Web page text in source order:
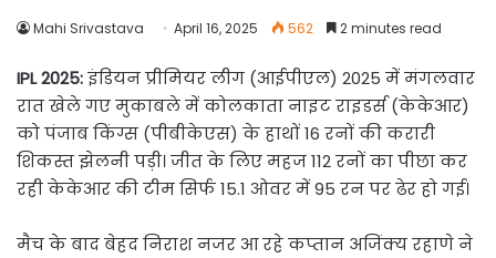
Mahi Srivastava April 16, 2025 562 2 minutes read
IPL 2025:इंडियन प्रीमियर लीग (आईपीएल) 2025 में मंगलवार
रात खेले गए मुकाबले में कोलकाता नाइट राइडर्स (केकेआर)
को पंजाब किंग्स (पीबीकेएस) के हाथों 16 रनों की करारी
शिकस्त झेलनी पड़ी। जीत के लिए महज 112 रनों का पीछा कर
रही केकेआर की टीम सिर्फ 15.1 ओवर में 95 रन पर ढेर हो गई।
मैच के बाद बेहद निराश नजर आ रहे कप्तान अजिंक्य रहाणे ने